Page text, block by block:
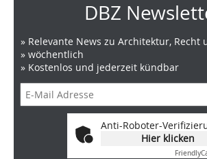
DBZ
» Relevante News zu Architektur, Recht
» wöchentlich
» Kostenlos und jederzeit kündbar
Anti-Roboter-
Hier klicken
Friendly